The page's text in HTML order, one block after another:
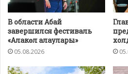
В области Абай
завершился фестиваль
«Алакөл алаулары»
05.08.2026